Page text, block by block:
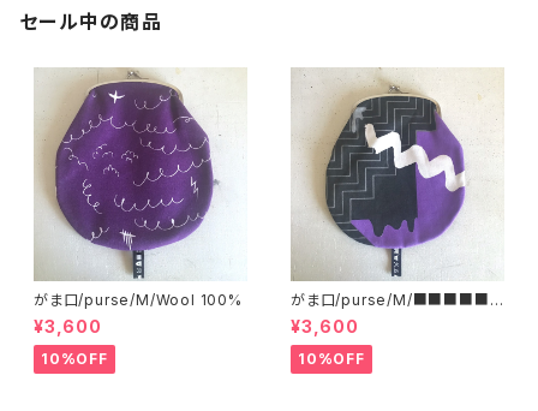
セール中の商品
がま口/purse/M/Wool 100%
¥3,600
10%OFF
がま口/purse/M/■■■■■
■■■ AB
¥3,600
10%OFF